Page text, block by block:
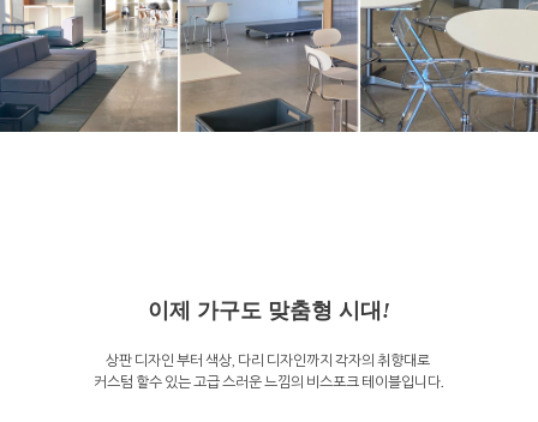
이제 가구도 맞춤형 시대 !
상판 디자인 부터 색상, 다리 디자인까지 각자의 취향대로
커스텀 할수 있는 고급 스러운 느낌의 비스포크 테이블입니다.